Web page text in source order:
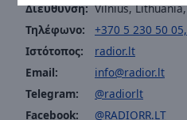
Διεύθυνση: Vilnius,
Τηλέφωνο:
+370 5 230 50
Ιστότοπος:
radior.lt
Email:
info@radior.lt
Telegram:
@radiorlt
Facebook:
@RADIORR.LT